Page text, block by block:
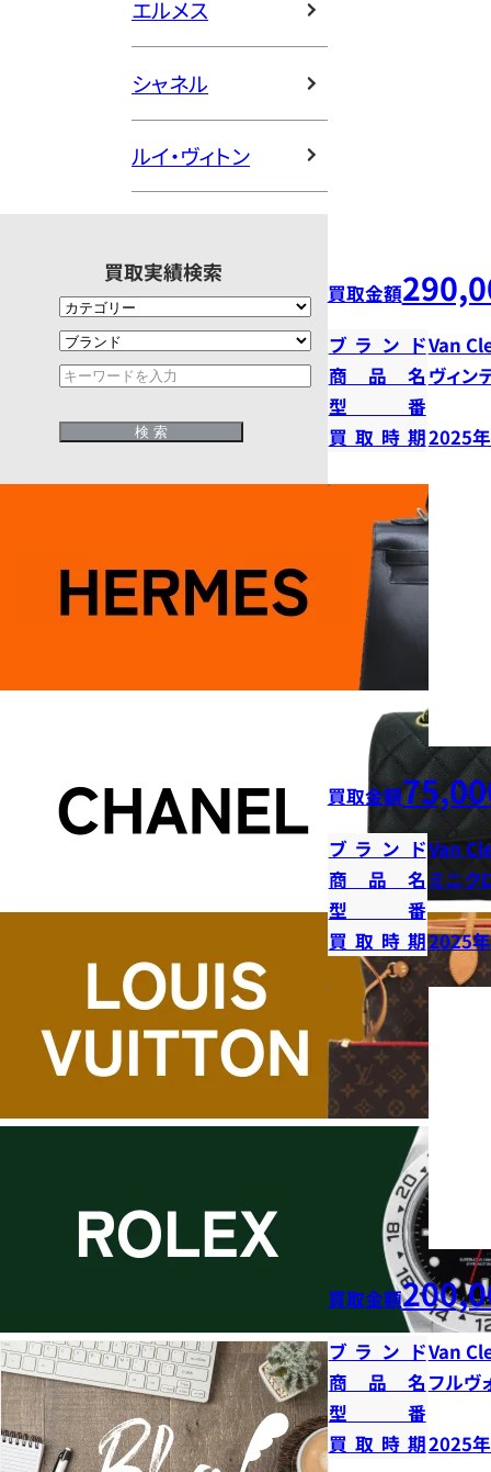
エルメス
シャネル
ルイ・ヴィトン
買取実績検索
買取金額
ブランドVan
商品名 ヴィン
型番
買取時期2025
買取金額
ブランドVan
商品名 ミニク
型番
買取時期2025
買取金額
ブランドVan
商品名 フルヴ
型番
買取時期2025